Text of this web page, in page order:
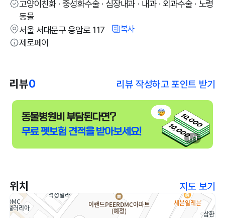
고양이친화 · 중성화수술 · 심장내과 · 내과 · 외과수술 · 노령
동물
서울 서대문구 응암로 117
복사
제로페이
리뷰0 리뷰 작성하고 포인트 받기
1 / 1
위치 지도 보기